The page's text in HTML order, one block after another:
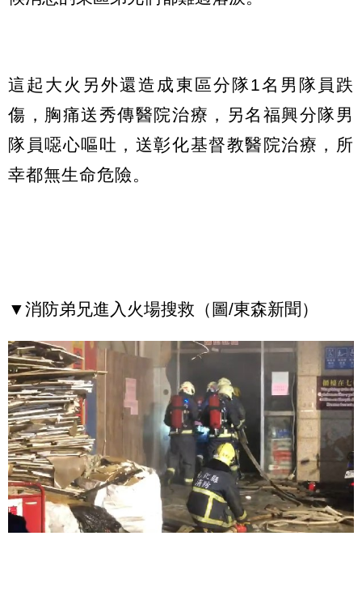
這起大火另外還造成東區分隊1名男隊員跌
傷，胸痛送秀傳醫院治療，另名福興分隊男
隊員噁心嘔吐，送彰化基督教醫院治療，所
幸都無生命危險。
▼消防弟兄進入火場搜救（圖/東森新聞）